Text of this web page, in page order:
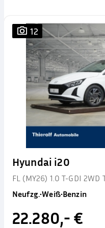
12
Hyundai i20
FL (MY26) 1.0 T-GDI
Neufzg.•Weiß•Benzin
22.280,- €